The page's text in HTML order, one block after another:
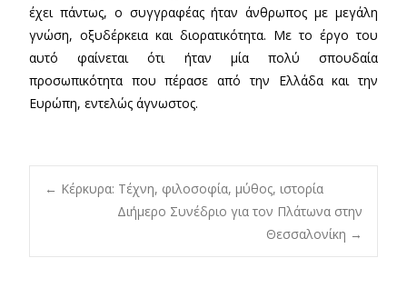
έχει πάντως, ο συγγραφέας ήταν άνθρωπος με μεγάλη
γνώση, οξυδέρκεια και διορατικότητα. Με το έργο του
αυτό φαίνεται ότι ήταν μία πολύ σπουδαία
προσωπικότητα που πέρασε από την Ελλάδα και την
Ευρώπη, εντελώς άγνωστος.
Post
navigation
← Κέρκυρα: Τέχνη, φιλοσοφία, μύθος, ιστορία
Διήμερο Συνέδριο για τον Πλάτωνα στην
Θεσσαλονίκη →